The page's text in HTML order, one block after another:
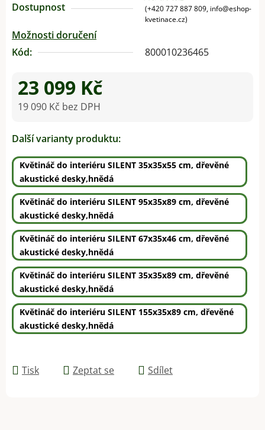
Dostupnost
(+420 727 887 809, info@eshop-
kvetinace.cz)
Možnosti doručení
Kód:
800010236465
23 099 Kč
19 090 Kč bez DPH
Další varianty produktu:
Květináč do interiéru SILENT 35x35x55 cm, dřevěné
akustické desky,hnědá
Květináč do interiéru SILENT 95x35x89 cm, dřevěné
akustické desky,hnědá
Květináč do interiéru SILENT 67x35x46 cm, dřevěné
akustické desky,hnědá
Květináč do interiéru SILENT 35x35x89 cm, dřevěné
akustické desky,hnědá
Květináč do interiéru SILENT 155x35x89 cm, dřevěné
akustické desky,hnědá
Tisk Zeptat se Sdílet